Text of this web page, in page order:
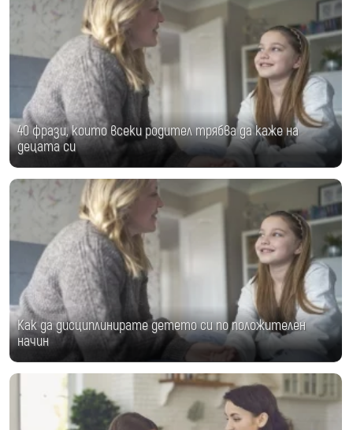
40 фрази, които всеки родител трябва да каже на
децата си
Как да дисциплинирате детето си по положителен
начин